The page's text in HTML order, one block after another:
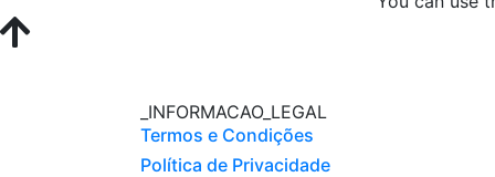
_INFORMACAO_LEGAL
Termos e Condições
Política de Privacidade